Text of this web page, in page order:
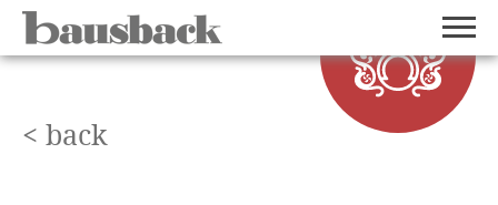
< back